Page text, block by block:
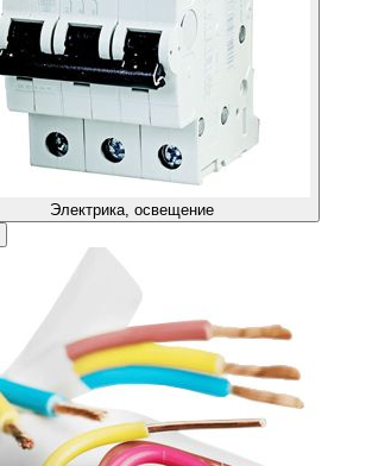
Электрика, освещение